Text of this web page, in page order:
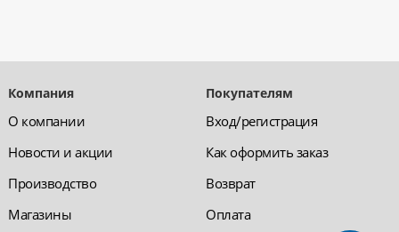
Компания
О компании
Новости и акции
Производство
Магазины
Покупателям
Вход/регистрация
Как оформить заказ
Возврат
Оплата